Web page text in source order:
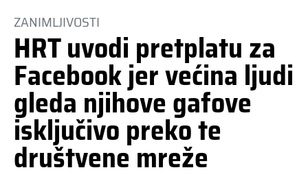
ZANIMLJIVOSTI
HRT uvodi pretplatu za
Facebook jer većina ljudi
gleda njihove gafove
isključivo preko te
društvene mreže